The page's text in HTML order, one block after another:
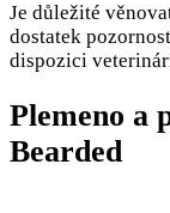
Je důležité
dostatek
dispozici
Plemeno a
Bearded